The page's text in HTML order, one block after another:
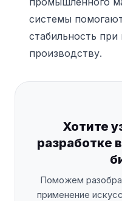
системы
стабильность
производству.
Хотите
разработке
Поможем
применение